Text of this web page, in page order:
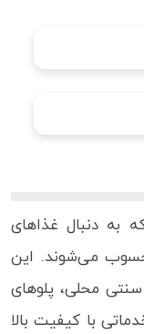
به دنبال غذاهای
می‌شوند. این
سنتی محلی، پلوهای
با کیفیت بالا